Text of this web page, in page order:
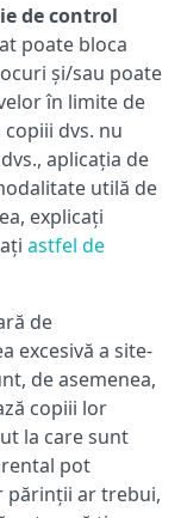
de control
poate bloca
și/sau poate
în limite de
dvs. nu
aplicația de
utilă de
explicați
astfel de
de
excesivă a site-
de asemenea,
copiii lor
la care sunt
pot
părinții ar trebui,